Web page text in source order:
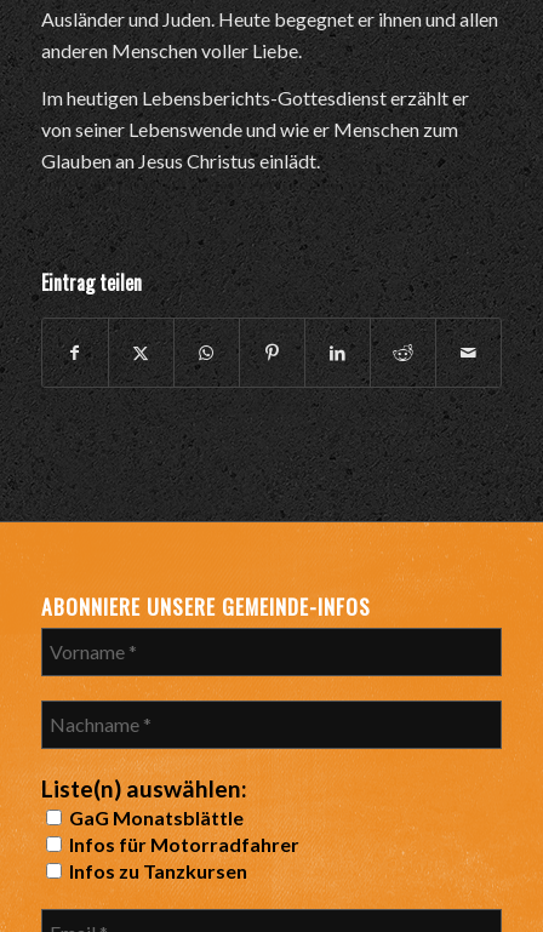
Ausländer und Juden. Heute begegnet er ihnen und allen
anderen Menschen voller Liebe.
Im heutigen Lebensberichts-Gottesdienst erzählt er
von seiner Lebenswende und wie er Menschen zum
Glauben an Jesus Christus einlädt.
Eintrag teilen
ABONNIERE UNSERE GEMEINDE-INFOS
Liste(n) auswählen:
GaG Monatsblättle
Infos für Motorradfahrer
Infos zu Tanzkursen